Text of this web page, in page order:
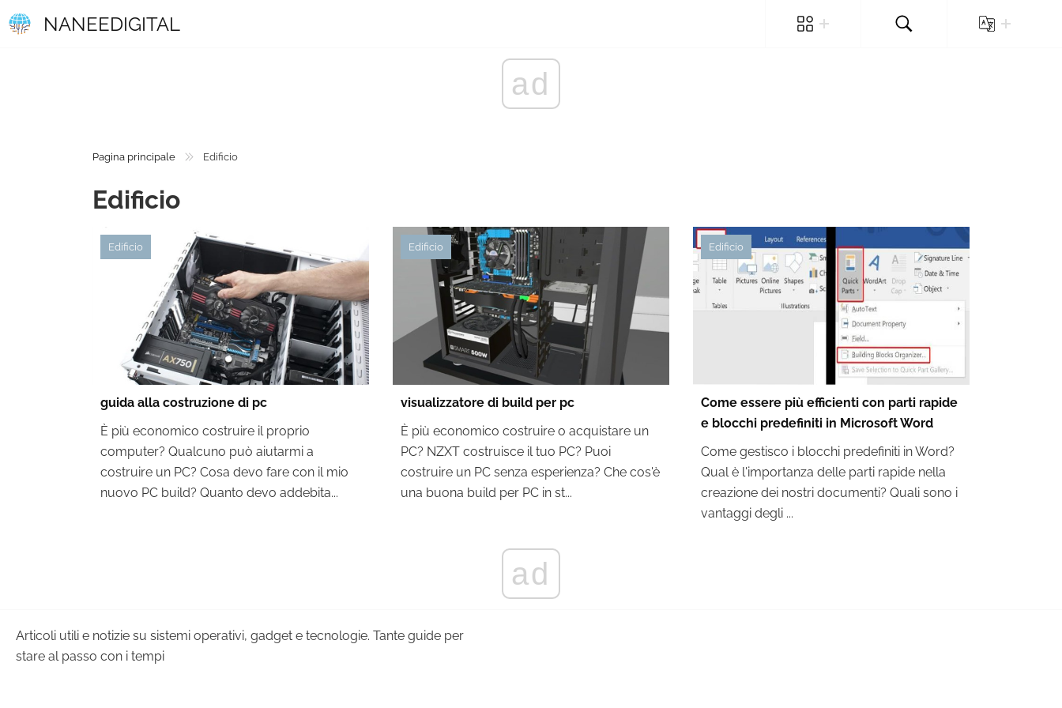
NANEEDIGITAL
ad
Pagina principale Edificio
Edificio
Edificio
guida alla costruzione di pc
È più economico costruire il proprio
computer? Qualcuno può aiutarmi a
costruire un PC? Cosa devo fare con il mio
nuovo PC build? Quanto devo addebita...
Edificio
visualizzatore di build per pc
È più economico costruire o acquistare un
PC? NZXT costruisce il tuo PC? Puoi
costruire un PC senza esperienza? Che cos'è
una buona build per PC in st...
Edificio
Come essere più efficienti con parti rapide
e blocchi predefiniti in Microsoft Word
Come gestisco i blocchi predefiniti in Word?
Qual è l'importanza delle parti rapide nella
creazione dei nostri documenti? Quali sono i
vantaggi degli ...
ad
Articoli utili e notizie su sistemi operativi, gadget e tecnologie. Tante guide per
stare al passo con i tempi